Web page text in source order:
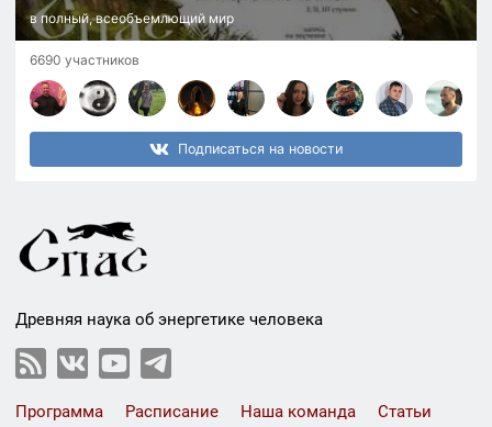
в полный, всеобъемлющий мир
6690 участников
Подписаться на новости
Древняя наука об энергетике человека
Программа Расписание Наша команда Статьи